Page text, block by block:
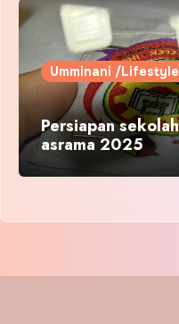
Umminani /
Persiapan
asrama 2025